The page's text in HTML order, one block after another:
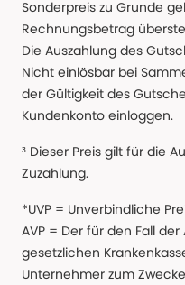
Sonderpreis zu Grunde
Rechnungsbetrag
Die Auszahlung des
Nicht einlösbar bei
der Gültigkeit des
Kundenkonto einloggen.
³ Dieser Preis gilt für die
Zuzahlung.
*UVP = Unverbindliche
AVP = Der für den Fall
gesetzlichen
Unternehmer zum